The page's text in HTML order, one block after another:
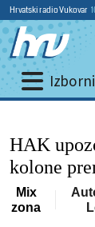
Hrvatski radio Vukovar
HAK
kolone
Mix
zona